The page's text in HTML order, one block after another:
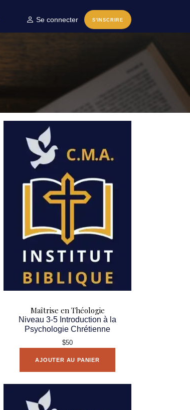
Se connecter S'INSCRIRE
Maîtrise en Théologie
Niveau 3-5 Introduction à la
Psychologie Chrétienne
$50
AJOUTER AU PANIER